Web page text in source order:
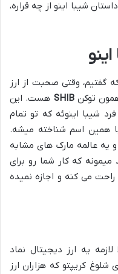
شیبا اینو از چه قراره،
وقتی صحبت از ارز
همون توکنSHIB هست. این
شیبا اینوئه که تو تمام
همین اسم شناخته میشه.
یه عالمه مارک های مشابه
میمونه که کار شما رو برای
می کنه و اجازه نمیده
یه ارز دیجیتال نماد
شلوغ کریپتو که هزاران ارز